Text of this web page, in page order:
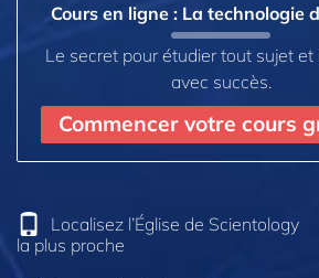
Cours en ligne : La technologie
Le secret pour étudier tout sujet et
avec succès.
Commencer votre cours
Localisez l’Église de Scientology
la plus proche